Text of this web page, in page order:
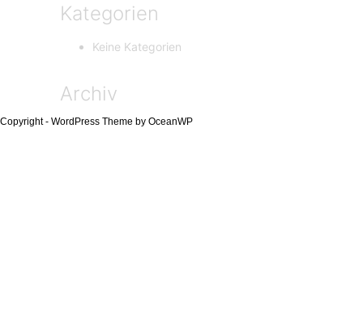
Kategorien
Keine Kategorien
Archiv
Copyright - WordPress Theme by OceanWP